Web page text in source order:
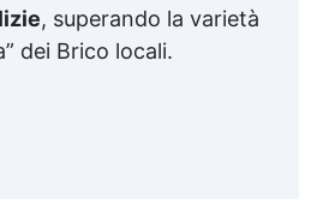
, superando la varietà
dei Brico locali.